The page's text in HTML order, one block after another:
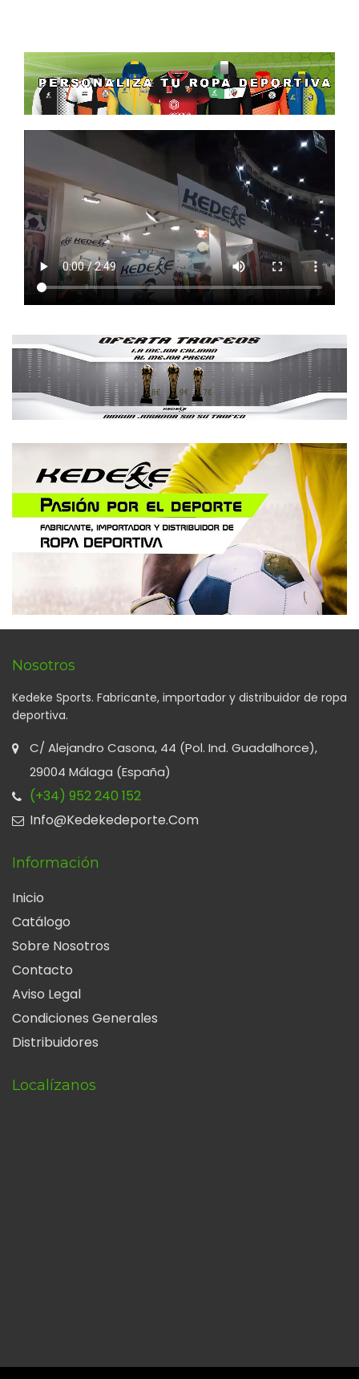
Nosotros
Kedeke Sports. Fabricante, importador y distribuidor de ropa
deportiva.
C/ Alejandro Casona, 44 (Pol. Ind. Guadalhorce),
29004 Málaga (España)
(+34) 952 240 152
Info@kedekedeporte.com
Información
Inicio
Catálogo
Sobre Nosotros
Contacto
Aviso Legal
Condiciones Generales
Distribuidores
Localízanos